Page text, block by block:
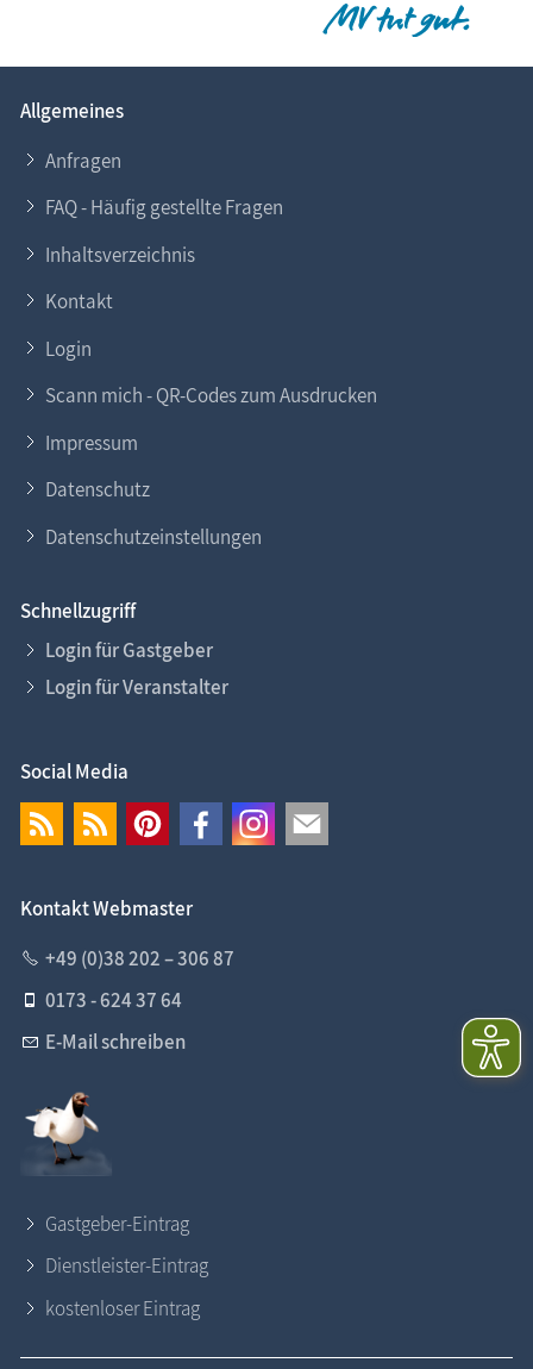
Allgemeines
Anfragen
FAQ - Häufig gestellte Fragen
Inhaltsverzeichnis
Kontakt
Login
Scann mich - QR-Codes zum Ausdrucken
Impressum
Datenschutz
Datenschutzeinstellungen
Schnellzugriff
Login für Gastgeber
Login für Veranstalter
Social Media
Kontakt Webmaster
+49 (0)38 202 – 306 87
0173 - 624 37 64
E-Mail schreiben
Gastgeber-Eintrag
Dienstleister-Eintrag
kostenloser Eintrag